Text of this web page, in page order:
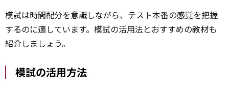
模試は時間配分を意識しながら、テスト本番の感覚を把握
するのに適しています。模試の活用法とおすすめの教材も
紹介しましょう。
模試の活用方法